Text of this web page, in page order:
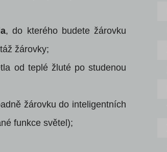
, do kterého budete žárovku
žárovky;
od teplé žluté po studenou
žárovku do inteligentních
funkce světel);